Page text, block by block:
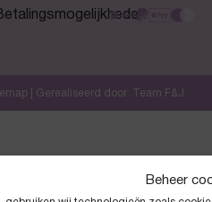
Beheer
| Gerealiseerd door: Team F&J